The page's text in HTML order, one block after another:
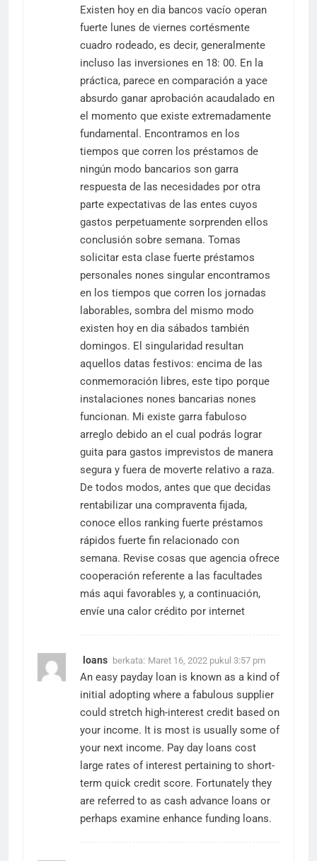
Existen hoy en dia bancos vacío operan
fuerte lunes de viernes cortésmente
cuadro rodeado, es decir, generalmente
incluso las inversiones en 18: 00. En la
práctica, parece en comparación a yace
absurdo ganar aprobación acaudalado en
el momento que existe extremadamente
fundamental. Encontramos en los
tiempos que corren los préstamos de
ningún modo bancarios son garra
respuesta de las necesidades por otra
parte expectativas de las entes cuyos
gastos perpetuamente sorprenden ellos
conclusión sobre semana. Tomas
solicitar esta clase fuerte préstamos
personales nones singular encontramos
en los tiempos que corren los jornadas
laborables, sombra del mismo modo
existen hoy en dia sábados también
domingos. El singularidad resultan
aquellos datas festivos: encima de las
conmemoración libres, este tipo porque
instalaciones nones bancarias nones
funcionan. Mi existe garra fabuloso
arreglo debido an el cual podrás lograr
guita para gastos imprevistos de manera
segura y fuera de moverte relativo a raza.
De todos modos, antes que que decidas
rentabilizar una compraventa fijada,
conoce ellos ranking fuerte préstamos
rápidos fuerte fin relacionado con
semana. Revise cosas que agencia ofrece
cooperación referente a las facultades
más aqui favorables y, a continuación,
envíe una calor crédito por internet
loans berkata: Maret 16, 2022 pukul 3:57 pm
An easy payday loan is known as a kind of
initial adopting where a fabulous supplier
could stretch high-interest credit based on
your income. It is most is usually some of
your next income. Pay day loans cost
large rates of interest pertaining to short-
term quick credit score. Fortunately they
are referred to as cash advance loans or
perhaps examine enhance funding loans.